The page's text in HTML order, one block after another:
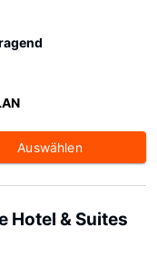
Auswählen
Hotel & Suites